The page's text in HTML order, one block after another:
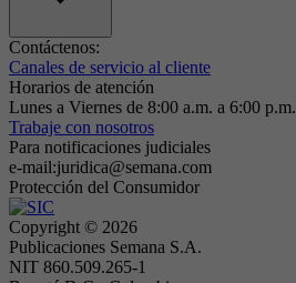
Contáctenos:
Canales de servicio al cliente
Horarios de atención
Lunes a Viernes de 8:00 a.m. a 6:00 p.m.
Trabaje con nosotros
Para notificaciones judiciales
e-mail:juridica@semana.com
Protección del Consumidor
Copyright © 2026
Publicaciones Semana S.A.
NIT 860.509.265-1